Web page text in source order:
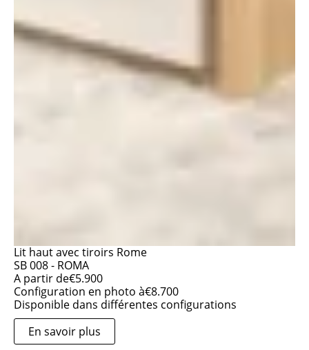
Lit haut avec tiroirs Rome
SB 008 - ROMA
A partir de€5.900
Configuration en photo à€8.700
Disponible dans différentes configurations
En savoir plus